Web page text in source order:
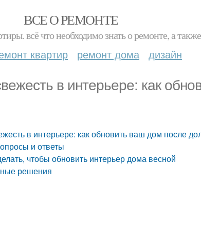
ВСЕ О РЕМОНТЕ
всё что необходимо знать о ремонте, а
квартир ремонт дома дизайн
в интерьере: как
в интерьере: как обновить ваш дом после
и ответы
чтобы обновить интерьер дома весной
решения